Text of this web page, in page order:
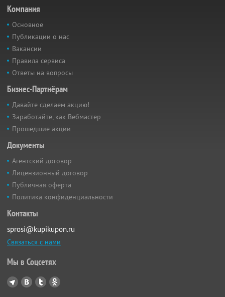
Компания
Основное
Публикации о нас
Вакансии
Правила сервиса
Ответы на вопросы
Бизнес-Партнёрам
Давайте сделаем акцию!
Заработайте, как Вебмастер
Прошедшие акции
Документы
Агентский договор
Лицензионный договор
Публичная оферта
Политика конфиденциальности
Контакты
sprosi@kupikupon.ru
Связаться с нами
Мы в Соцсетях